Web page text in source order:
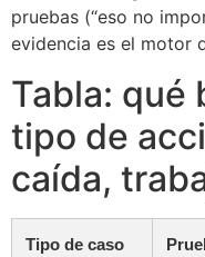
pruebas (“eso no
evidencia es el motor
Tabla: qué
tipo de
caída,
Tipo de caso